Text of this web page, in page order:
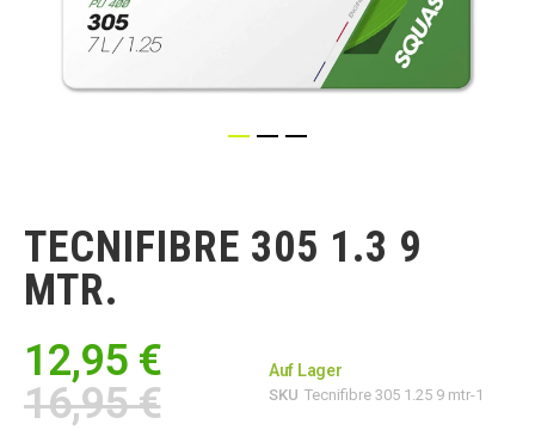
Bildgalerie
springen
TECNIFIBRE 305 1.3 9
MTR.
12,95 €
16,95 €
Auf Lager
SKU Tecnifibre 305 1.25 9 mtr-1